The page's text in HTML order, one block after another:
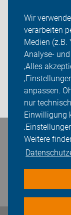
Wir
verarbeiten
Medien
Analyse-
‚Alles
anpassen.
nur
Einwilligung
Weitere
ADFC
Sei dabei
Presse
Login
Bleiben Sie in